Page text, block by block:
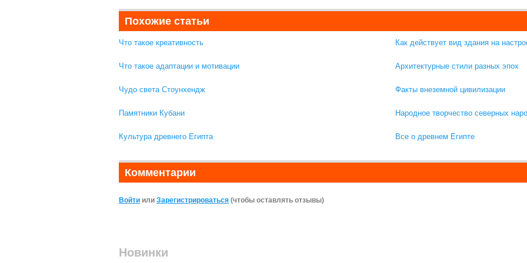
Похожие статьи
Что такое креативность
Что такое адаптации и мотивации
Чудо света Стоунхендж
Памятники Кубани
Культура древнего Египта
Как действует вид здания на
Архитектурные стили разных эпох
Факты внеземной цивилизации
Народное творчество северных
Все о древнем Египте
Комментарии
Войти или Зарегистрироваться (чтобы оставлять отзывы)
Новинки